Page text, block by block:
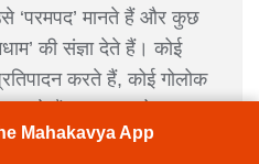
‘परमपद’ मानते हैं और कुछ
की संज्ञा देते हैं। कोई
करते हैं, कोई गोलोक
निकुञ्जको ही
Mahakavya App